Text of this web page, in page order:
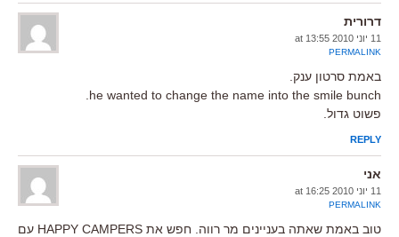
דרורית
11 יוני 2010 at 13:55
PERMALINK
באמת סרטון ענק.
he wanted to change the name into the smile bunch.
פשוט גדול.
REPLY
אני
11 יוני 2010 at 16:25
PERMALINK
טוב באמת שאתה בעניינים מר רווה. חפש את HAPPY CAMPERS עם